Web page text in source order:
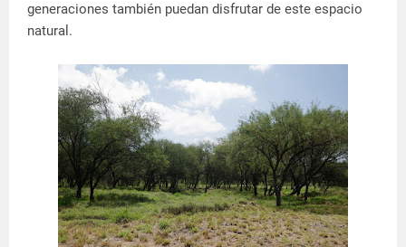
generaciones también puedan disfrutar de este espacio
natural.